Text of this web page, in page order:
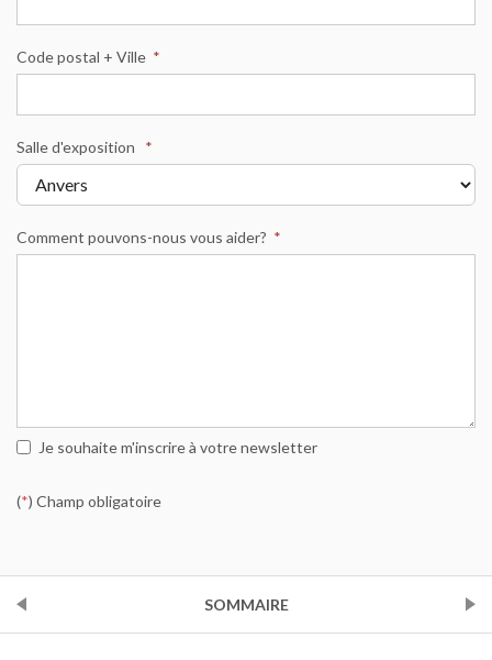
Code postal + Ville *
Salle d'exposition *
Comment pouvons-nous vous aider? *
Je souhaite m'inscrire à votre newsletter
(*) Champ obligatoire
SOMMAIRE